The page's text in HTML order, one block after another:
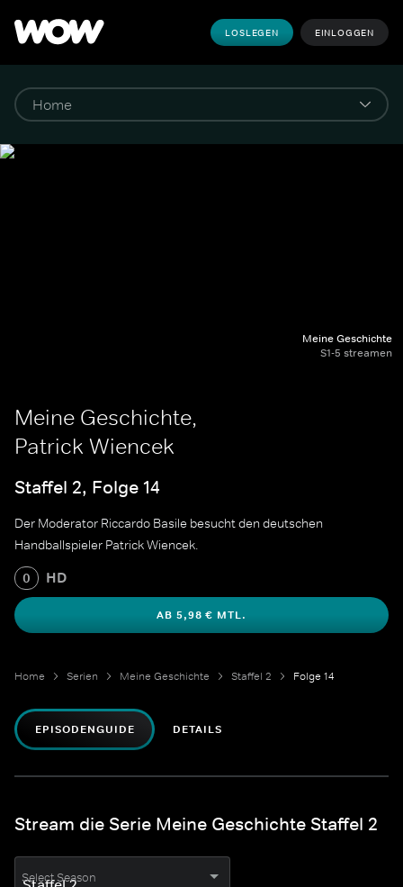
LOSLEGEN EINLOGGEN
Meine Geschichte
S1-5 streamen
Meine Geschichte,
Patrick Wiencek
Staffel 2, Folge 14
Der Moderator Riccardo Basile besucht den deutschen
Handballspieler Patrick Wiencek.
0 HD
AB 5,98 € MTL.
Home Serien Meine Geschichte Staffel 2 Folge 14
EPISODENGUIDE DETAILS
Stream die Serie Meine Geschichte Staffel 2
Select Season